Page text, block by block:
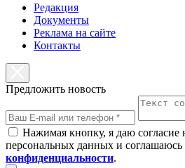
Редакция
Документы
Реклама на сайте
Контакты
Предложить новость
Нажимая кнопку, я даю согласие
персональных данных и соглашаюсь
конфиденциальности.